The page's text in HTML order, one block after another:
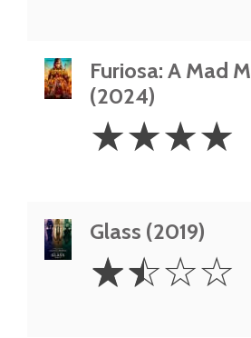
Furiosa: A Mad
(2024)
Stars
☆☆☆☆
Glass (2019)
1.5
Stars
☆☆☆☆